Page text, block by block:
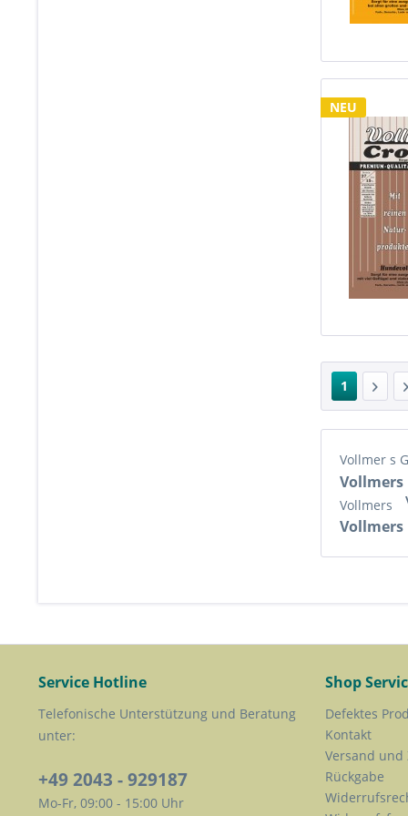
NEU
1
Vollmer s
Vollmers
Vollmers
Vollmers
Service Hotline
Telefonische Unterstützung und Beratung
unter:
+49 2043 - 929187
Mo-Fr, 09:00 - 15:00 Uhr
Shop
Defektes
Kontakt
Versand
Rückgabe